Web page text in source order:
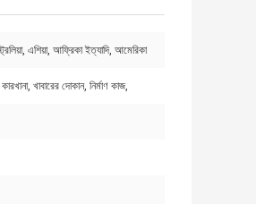
এশিয়া, আফ্রিকা ইত্যাদি, আমেরিকা
খাবারের দোকান, নির্মাণ কাজ,